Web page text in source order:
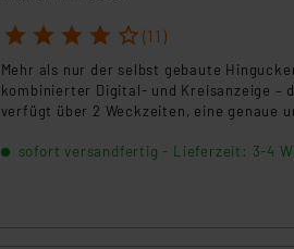
1 2 3 4 5 (11)
Mehr als nur der selbst gebaute
kombinierter Digital- und Kreisanzeige –
verfügt über 2 Weckzeiten, eine genaue
HINWEIS: Neue Firmwareversion im
sofort versandfertig - Lieferzeit: 3-4